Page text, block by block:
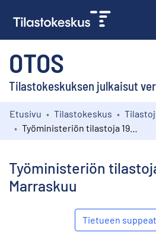
OTOS
Tilastokeskuksen julkaisut
Kokoelmat
Etusivu Tilastokeskus
Työministeriön
Marraskuu
Tietueen